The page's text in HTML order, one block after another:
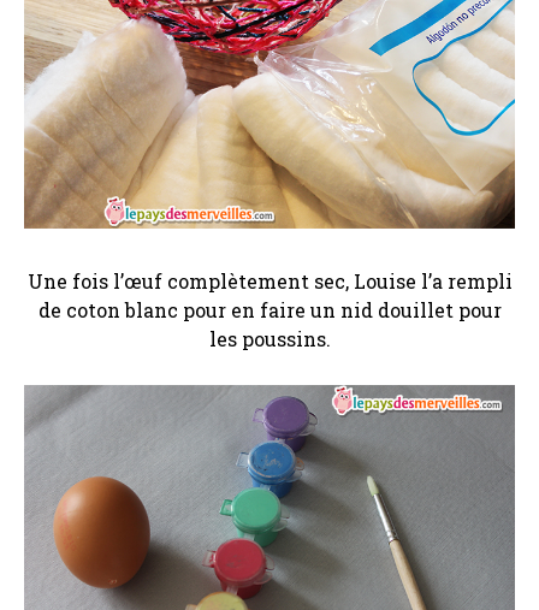
Une fois l’œuf complètement sec, Louise l’a rempli
de coton blanc pour en faire un nid douillet pour
les poussins.